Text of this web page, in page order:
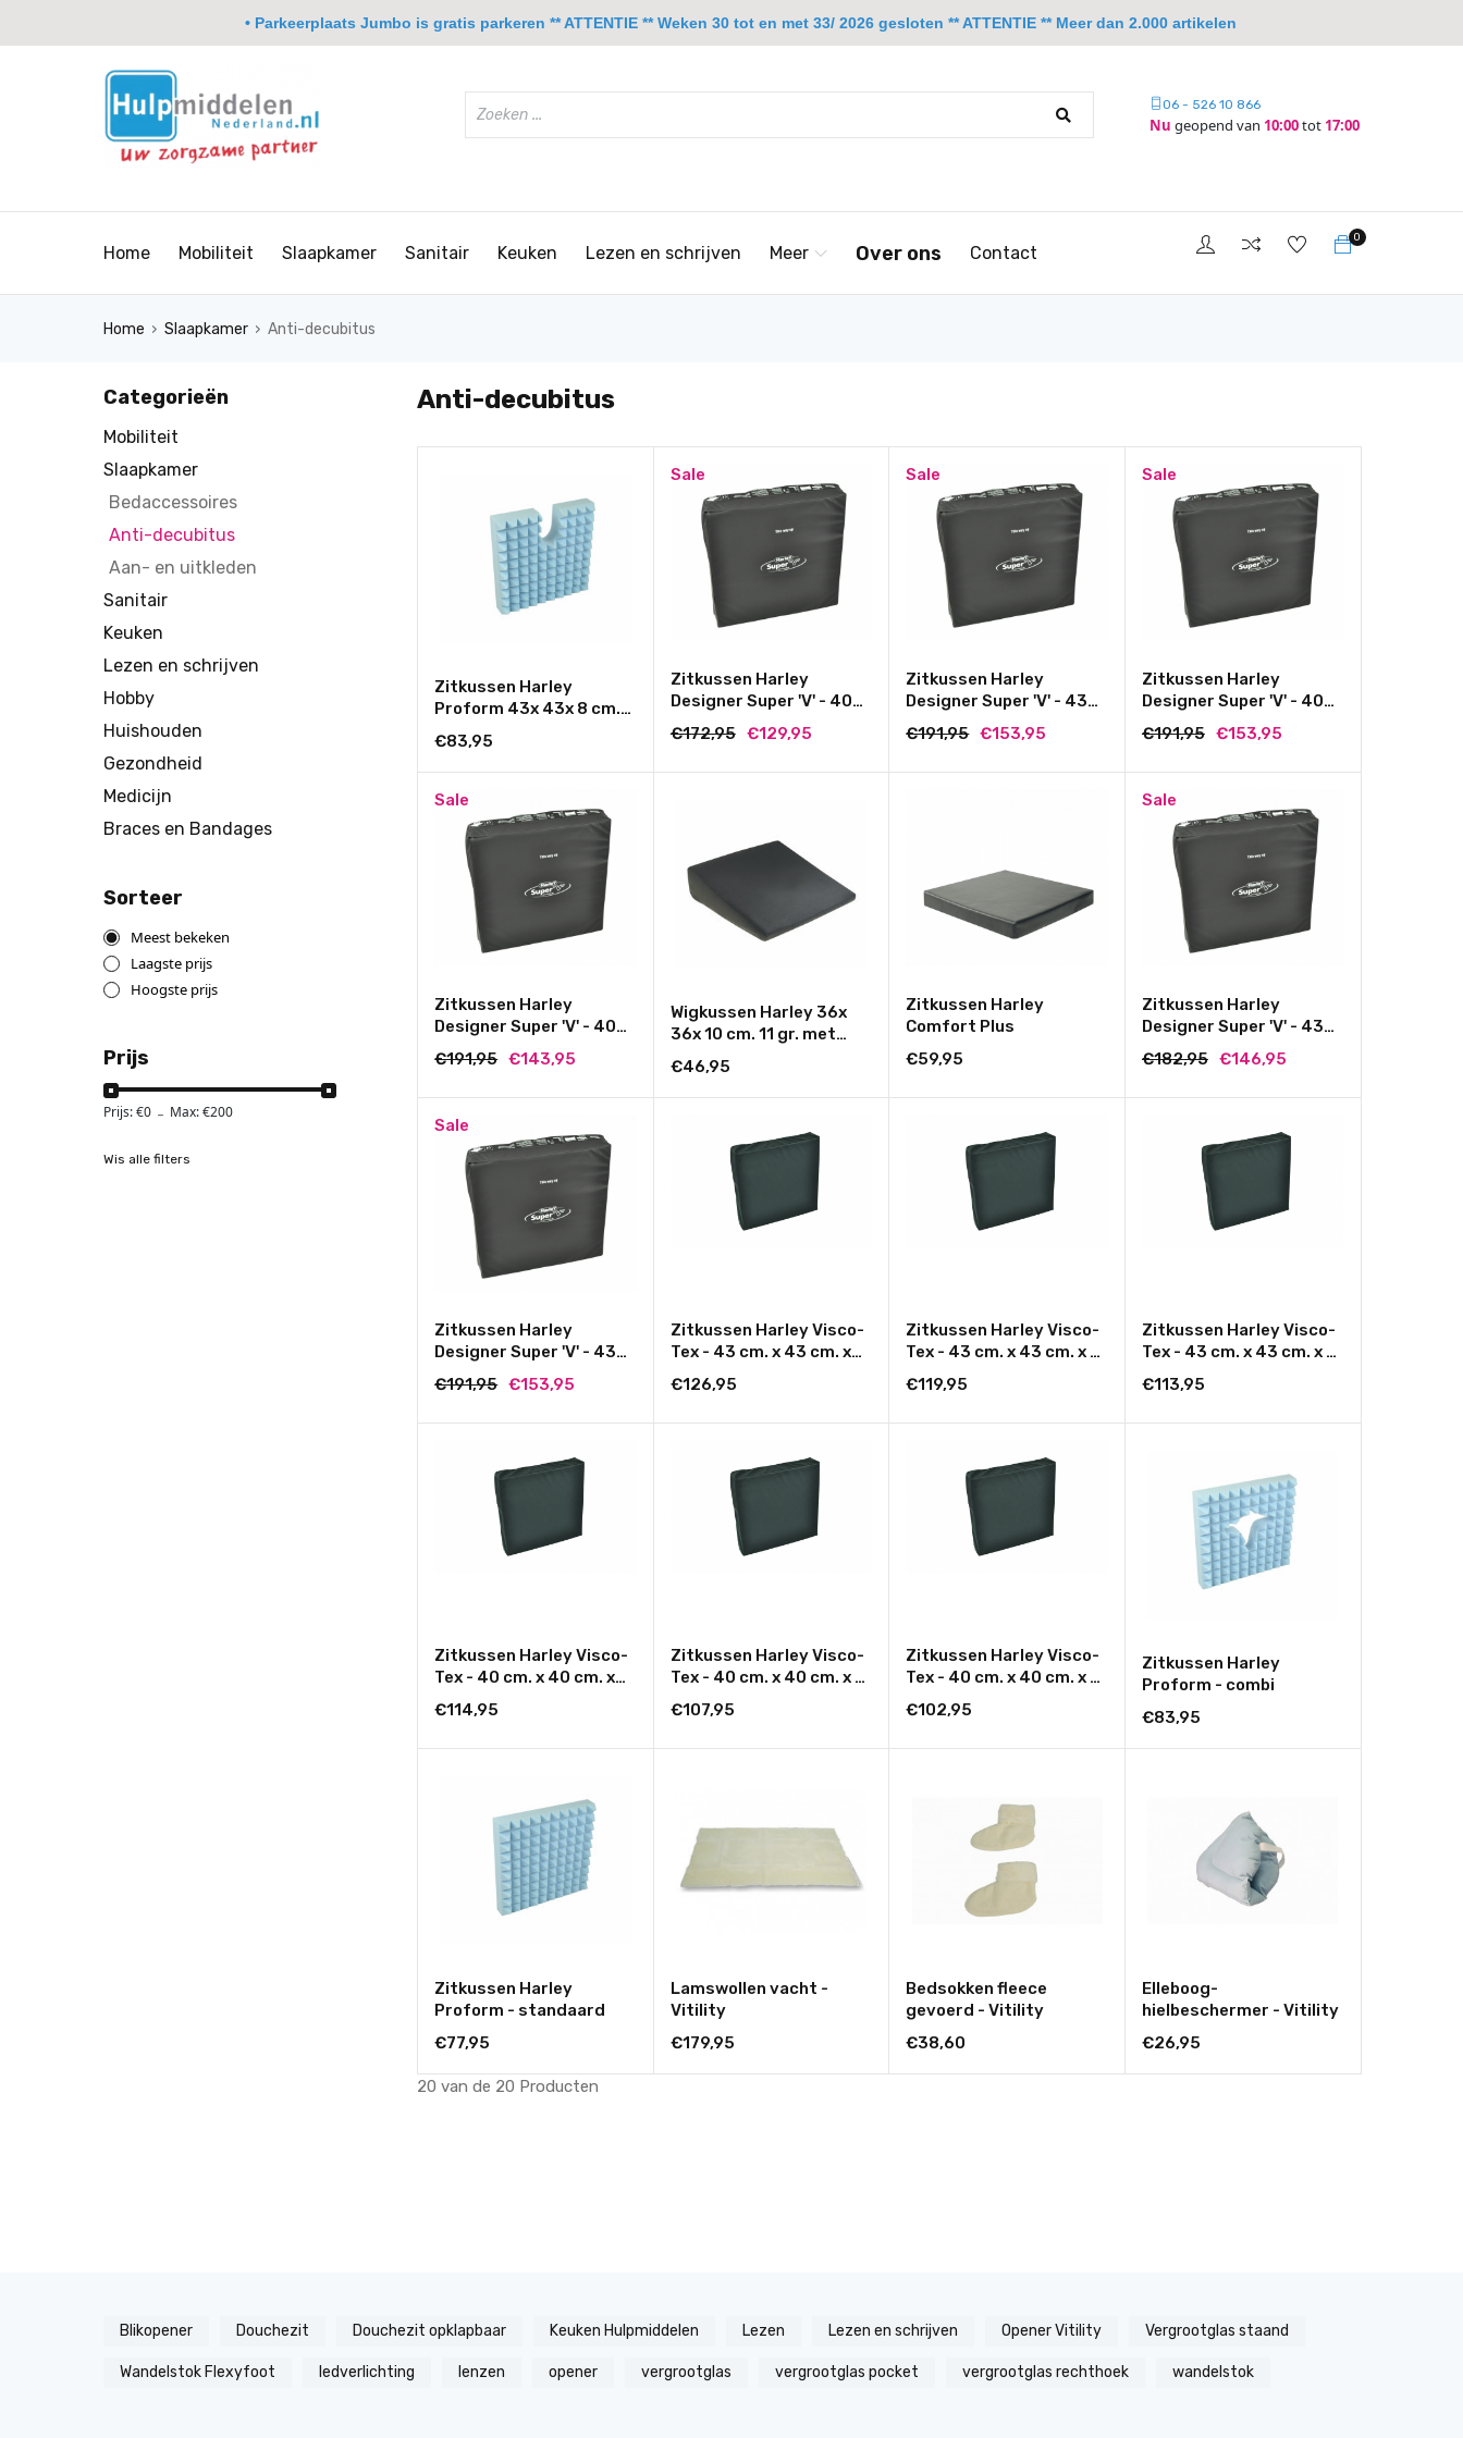
06 - 526 10 866
Nu geopend van 10:00tot 17:00
Home Mobiliteit Slaapkamer Sanitair Keuken Lezen en schrijven Meer Over ons Contact
0
Home › Slaapkamer › Anti-decubitus
Categorieën
Mobiliteit
Slaapkamer
Bedaccessoires
Anti-decubitus
Aan- en uitkleden
Sanitair
Keuken
Lezen en schrijven
Hobby
Huishouden
Gezondheid
Medicijn
Braces en Bandages
Sorteer
Meest bekeken
Laagste prijs
Hoogste prijs
Prijs
Prijs: €0 - Max: €200
Wis alle filters
Anti-decubitus
Zitkussen Harley
Proform 43x 43x 8 cm.
met coccyx uitsparing
€83,95
Sale
Zitkussen Harley
Designer Super 'V' - 40
cm. x 40 cm. x 10 cm.
€172,95 €129,95
Sale
Zitkussen Harley
Designer Super 'V' - 43
cm. x 43 cm. x 8 cm.
€191,95 €153,95
Sale
Zitkussen Harley
Designer Super 'V' - 40
cm. x 40 cm. x 8 cm.
€191,95 €153,95
Sale
Zitkussen Harley
Designer Super 'V' - 40
cm. x 40 cm. x 6 cm.
€191,95 €143,95
Wigkussen Harley 36x
36x 10 cm. 11 gr. met
coccyx uitsparing
€46,95
Zitkussen Harley
Comfort Plus
€59,95
Sale
Zitkussen Harley
Designer Super 'V' - 43
cm. x 43 cm. x 10 cm.
€182,95 €146,95
Sale
Zitkussen Harley
Designer Super 'V' - 43
cm. x 43 cm. x 6 cm.
€191,95 €153,95
Zitkussen Harley Visco-
Tex - 43 cm. x 43 cm. x
10 cm.
€126,95
Zitkussen Harley Visco-
Tex - 43 cm. x 43 cm. x 8
cm.
€119,95
Zitkussen Harley Visco-
Tex - 43 cm. x 43 cm. x 6
cm.
€113,95
Zitkussen Harley Visco-
Tex - 40 cm. x 40 cm. x
10 cm.
€114,95
Zitkussen Harley Visco-
Tex - 40 cm. x 40 cm. x 8
cm.
€107,95
Zitkussen Harley Visco-
Tex - 40 cm. x 40 cm. x 6
cm.
€102,95
Zitkussen Harley
Proform - combi
€83,95
Zitkussen Harley
Proform - standaard
€77,95
Lamswollen vacht -
Vitility
€179,95
Bedsokken fleece
gevoerd - Vitility
€38,60
Elleboog-
hielbeschermer - Vitility
€26,95
20 van de 20 Producten
Blikopener Douchezit Douchezit opklapbaar Keuken Hulpmiddelen Lezen Lezen en schrijven Opener Vitility Vergrootglas staand
Wandelstok Flexyfoot ledverlichting lenzen opener vergrootglas vergrootglas pocket vergrootglas rechthoek wandelstok
• Parkeerplaats Jumbo is gratis parkeren ** ATTENTIE ** Weken 30 tot en met 33/ 2026 gesloten ** ATTENTIE ** Meer dan 2.000 artikelen